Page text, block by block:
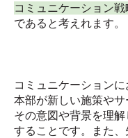
コミュニケーション戦
であると考えれます。
コミュニケーション
本部が新しい施策や
その意図や背景を理
することです。また